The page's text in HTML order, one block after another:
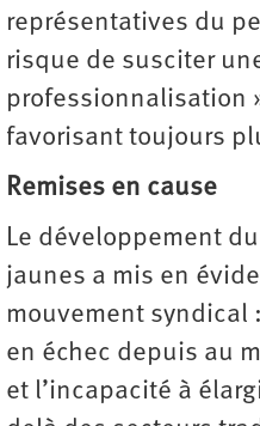
représentatives du
risque de susciter
professionnalisation
favorisant toujours
Remises en cause
Le développement
jaunes a mis en
mouvement syndical
en échec depuis au
et l’incapacité à